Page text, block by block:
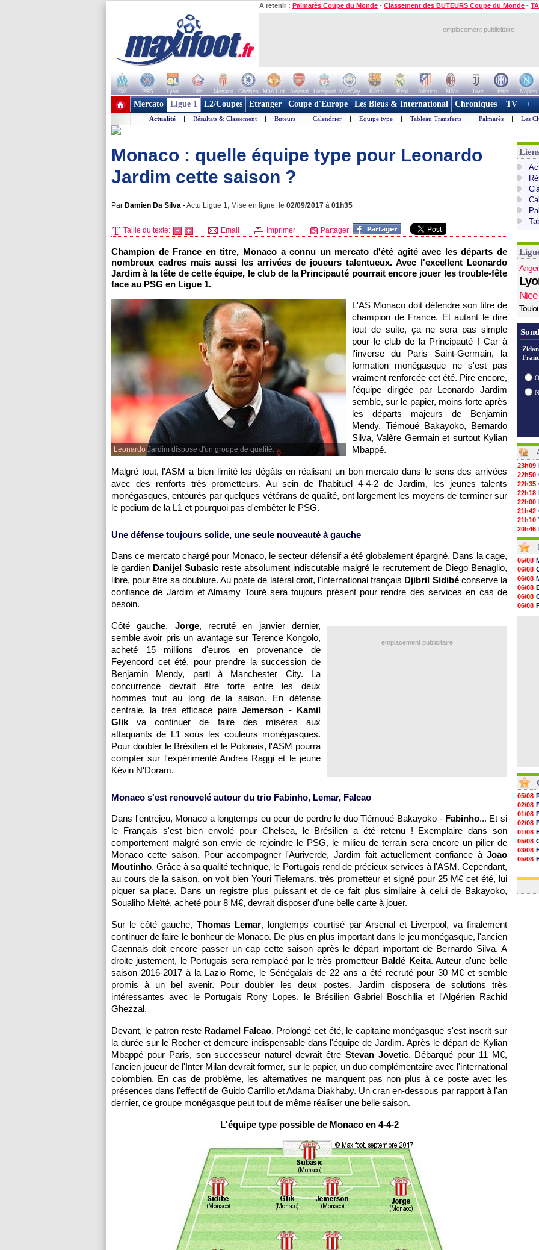
A retenir : Palmarès Coupe du Monde - Classement des BUTEURS Coupe du Monde -
emplacement publicitaire
OM PSG Lyon Lille Monaco Chelsea Man Utd Arsenal Liverpool ManCity Barca Real Atletico Milan Juve Inter Naples
+ de clubs
Mercato Ligue 1 L2/Coupes Etranger Coupe d'Europe Les Bleus & International Chroniques TV +
Actualité | Résultats & Classement | Buteurs | Calendrier | Equipe type | Tableau Transferts | Palmarès | Les
Monaco : quelle équipe type pour Leonardo
Jardim cette saison ?
Par Damien Da Silva -Actu Ligue 1, Mise en ligne: le 02/09/2017 à 01h35
Taille du texte: Email Imprimer Partager:
Champion de France en titre, Monaco a connu un mercato d'été agité avec les départs de
nombreux cadres mais aussi les arrivées de joueurs talentueux. Avec l'excellent Leonardo
Jardim à la tête de cette équipe, le club de la Principauté pourrait encore jouer les trouble-fête
face au PSG en Ligue 1.
Leonardo Jardim dispose d'un groupe de qualité.
L'AS Monaco doit défendre son titre de
champion de France. Et autant le dire
tout de suite, ça ne sera pas simple
pour le club de la Principauté ! Car à
l'inverse du Paris Saint-Germain, la
formation monégasque ne s'est pas
vraiment renforcée cet été. Pire encore,
l'équipe dirigée par Leonardo Jardim
semble, sur le papier, moins forte après
les départs majeurs de Benjamin
Mendy, Tiémoué Bakayoko, Bernardo
Silva, Valère Germain et surtout Kylian
Mbappé.
Malgré tout, l'ASM a bien limité les dégâts en réalisant un bon mercato dans le sens des arrivées
avec des renforts très prometteurs. Au sein de l'habituel 4-4-2 de Jardim, les jeunes talents
monégasques, entourés par quelques vétérans de qualité, ont largement les moyens de terminer sur
le podium de la L1 et pourquoi pas d'embêter le PSG.
Une défense toujours solide, une seule nouveauté à gauche
Dans ce mercato chargé pour Monaco, le secteur défensif a été globalement épargné. Dans la cage,
le gardien Danijel Subasic reste absolument indiscutable malgré le recrutement de Diego Benaglio,
libre, pour être sa doublure. Au poste de latéral droit, l'international français Djibril Sidibéconserve la
confiance de Jardim et Almamy Touré sera toujours présent pour rendre des services en cas de
besoin.
emplacement publicitaire
Côté gauche, Jorge, recruté en janvier dernier,
semble avoir pris un avantage sur Terence Kongolo,
acheté 15 millions d'euros en provenance de
Feyenoord cet été, pour prendre la succession de
Benjamin Mendy, parti à Manchester City. La
concurrence devrait être forte entre les deux
hommes tout au long de la saison. En défense
centrale, la très efficace paireJemerson - Kamil
Glik va continuer de faire des misères aux
attaquants de L1 sous les couleurs monégasques.
Pour doubler le Brésilien et le Polonais, l'ASM pourra
compter sur l'expérimenté Andrea Raggi et le jeune
Kévin N'Doram.
Monaco s'est renouvelé autour du trio Fabinho, Lemar, Falcao
Dans l'entrejeu, Monaco a longtemps eu peur de perdre le duo Tiémoué Bakayoko - Fabinho... Et si
le Français s'est bien envolé pour Chelsea, le Brésilien a été retenu ! Exemplaire dans son
comportement malgré son envie de rejoindre le PSG, le milieu de terrain sera encore un pilier de
Monaco cette saison. Pour accompagner l'Auriverde, Jardim fait actuellement confiance à Joao
Moutinho. Grâce à sa qualité technique, le Portugais rend de précieux services à l'ASM. Cependant,
au cours de la saison, on voit bien Youri Tielemans, très prometteur et signé pour 25 M€ cet été, lui
piquer sa place. Dans un registre plus puissant et de ce fait plus similaire à celui de Bakayoko,
Soualiho Meïté, acheté pour 8 M€, devrait disposer d'une belle carte à jouer.
Sur le côté gauche,Thomas Lemar, longtemps courtisé par Arsenal et Liverpool, va finalement
continuer de faire le bonheur de Monaco. De plus en plus important dans le jeu monégasque, l'ancien
Caennais doit encore passer un cap cette saison après le départ important de Bernardo Silva. A
droite justement, le Portugais sera remplacé par le très prometteur Baldé Keita. Auteur d'une belle
saison 2016-2017 à la Lazio Rome, le Sénégalais de 22 ans a été recruté pour 30 M€ et semble
promis à un bel avenir. Pour doubler les deux postes, Jardim disposera de solutions très
intéressantes avec le Portugais Rony Lopes, le Brésilien Gabriel Boschilia et l'Algérien Rachid
Ghezzal.
Devant, le patron reste Radamel Falcao. Prolongé cet été, le capitaine monégasque s'est inscrit sur
la durée sur le Rocher et demeure indispensable dans l'équipe de Jardim. Après le départ de Kylian
Mbappé pour Paris, son successeur naturel devrait être Stevan Jovetic. Débarqué pour 11 M€,
l'ancien joueur de l'Inter Milan devrait former, sur le papier, un duo complémentaire avec l'international
colombien. En cas de problème, les alternatives ne manquent pas non plus à ce poste avec les
présences dans l'effectif de Guido Carrillo et Adama Diakhaby. Un cran en-dessous par rapport à l'an
dernier, ce groupe monégasque peut tout de même réaliser une belle saison.
L'équipe type possible de Monaco en 4-4-2
Nice
23h09
22h50
22h35
22h18
22h00
21h42
21h10
20h46
20h30
20h01
19h18
19h09
18h48
18h37
18h29
17h58
17h46
05/08
06/08
06/08
06/08
06/08
06/08
05/08
02/08
01/08
02/08
01/08
05/08
03/08
05/08
03/08